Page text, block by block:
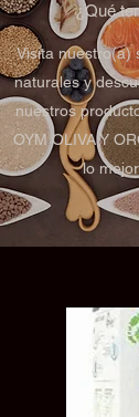
¿Qué
Visita nuestro(a)
naturales y
nuestros
OYM OLIVA Y
lo